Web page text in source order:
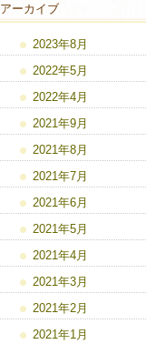
アーカイブ
2023年8月
2022年5月
2022年4月
2021年9月
2021年8月
2021年7月
2021年6月
2021年5月
2021年4月
2021年3月
2021年2月
2021年1月